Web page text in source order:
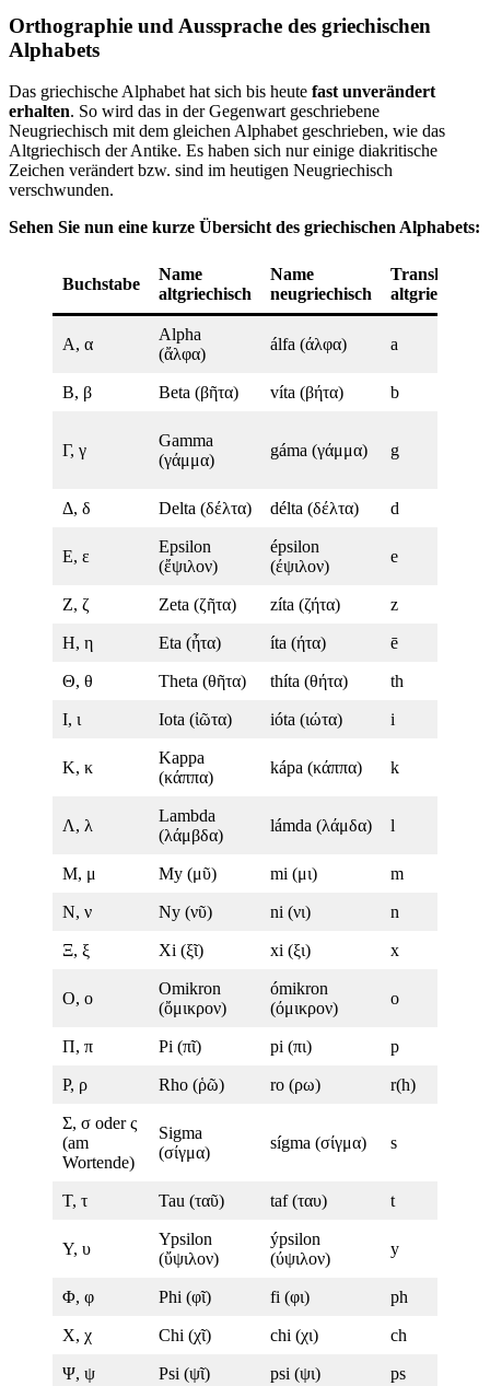
Orthographie und Aussprache des griechischen
Alphabets
Das griechische Alphabet hat sich bis heute fast unverändert
erhalten. So wird das in der Gegenwart geschriebene
Neugriechisch mit dem gleichen Alphabet geschrieben, wie das
Altgriechisch der Antike. Es haben sich nur einige diakritische
Zeichen verändert bzw. sind im heutigen Neugriechisch
verschwunden.
Sehen Sie nun eine kurze Übersicht des griechischen Alphabets:
Buchstabe
Name
altgriechisch
Name
neugriechisch
altgriechisch
A, α
Alpha
(ἄλφα)
álfa (άλφα) a
B, β Beta (βῆτα) víta (βήτα) b
Γ, γ
Gamma
(γάμμα)
gáma (γάμμα) g
Δ, δ Delta (δέλτα) délta (δέλτα) d
Ε, ε
Epsilon
(ἔψιλον)
épsilon
(έψιλον)
e
Ζ, ζ Zeta (ζῆτα) zíta (ζήτα) z
Η, η Eta (ἦτα) íta (ήτα) ē
Θ, θ Theta (θῆτα) thíta (θήτα) th
Ι, ι Iota (ἰῶτα) ióta (ιώτα) i
Κ, κ
Kappa
(κάππα)
kápa (κάππα) k
Λ, λ
Lambda
(λάμβδα)
lámda (λάμδα) l
Μ, μ My (μῦ) mi (μι) m
Ν, ν Ny (νῦ) ni (νι) n
Ξ, ξ Xi (ξῖ) xi (ξι) x
Ο, ο
Omikron
(ὄμικρον)
ómikron
(όμικρον)
o
Π, π Pi (πῖ) pi (πι) p
Ρ, ρ Rho (ῥῶ) ro (ρω) r(h)
Σ, σ oder ς
(am
Wortende)
Sigma
(σίγμα)
sígma (σίγμα) s
Τ, τ Tau (ταῦ) taf (ταυ) t
Υ, υ
Ypsilon
(ὔψιλον)
ýpsilon
(ύψιλον)
y
Φ, φ Phi (φῖ) fi (φι) ph
Χ, χ Chi (χῖ) chi (χι) ch
Ψ, ψ Psi (ψῖ) psi (ψι) ps